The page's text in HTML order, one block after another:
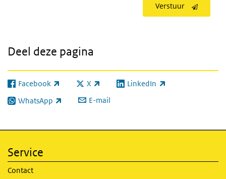
Verstuur
Deel deze pagina
Facebook
(externe link) X
(externe link) LinkedIn
(externe link)
WhatsApp
(externe link) E-mail
Service
Contact